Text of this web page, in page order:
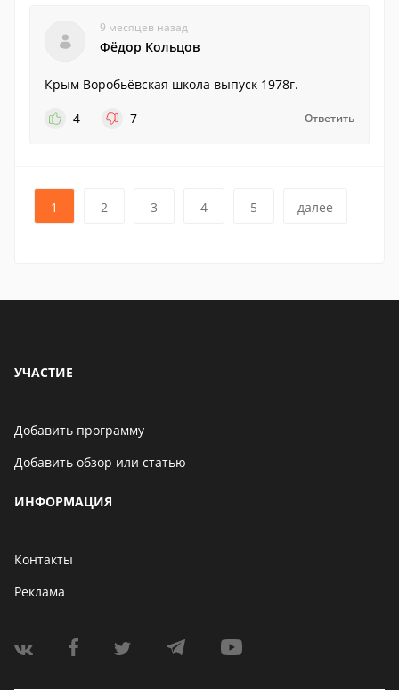
9 месяцев назад
Фёдор Кольцов
Крым Воробьёвская школа выпуск 1978г.
4
7 Ответить
1 2 3 4 5 далее
УЧАСТИЕ
Добавить программу
Добавить обзор или статью
ИНФОРМАЦИЯ
Контакты
Реклама